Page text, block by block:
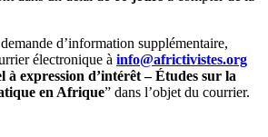
d’information supplémentaire,
électronique à info@africtivistes.org
à expression d’intérêt – Études sur la
en Afrique” dans l’objet du courrier.